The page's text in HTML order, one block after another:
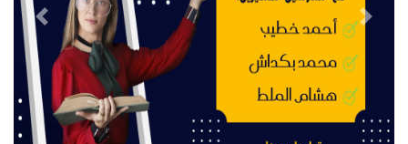
Next